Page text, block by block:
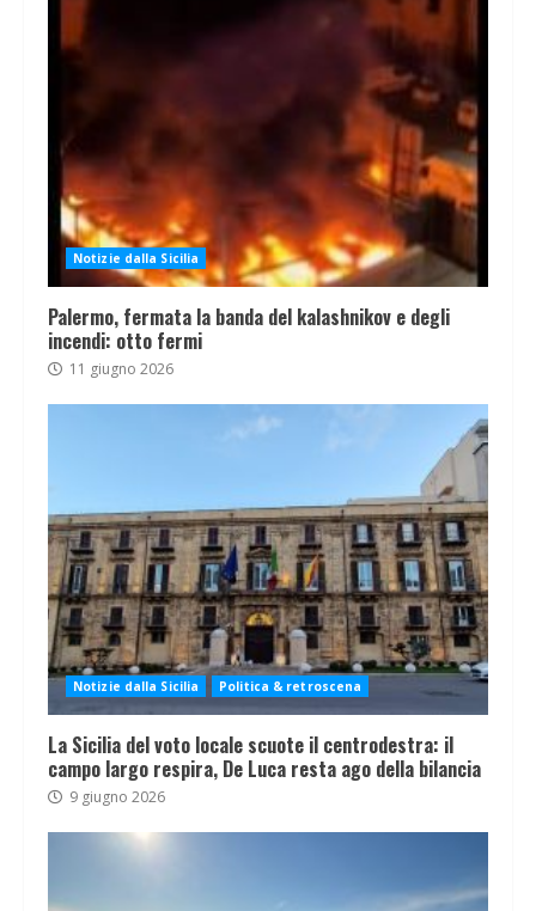
Notizie dalla Sicilia
Palermo, fermata la banda del kalashnikov e degli
incendi: otto fermi
11 giugno 2026
Notizie dalla Sicilia Politica & retroscena
La Sicilia del voto locale scuote il centrodestra: il
campo largo respira, De Luca resta ago della bilancia
9 giugno 2026